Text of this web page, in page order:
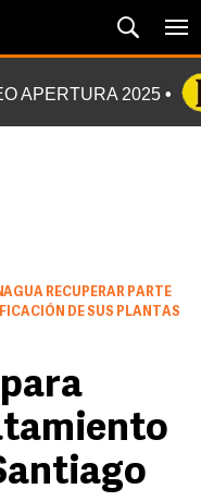
APERTURA 2025
RECUPERAR PARTE
DE SUS PLANTAS